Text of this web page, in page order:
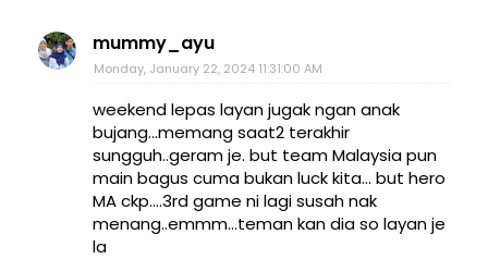
mummy_ayu
Monday, January 22, 2024 11:31:00 AM
weekend lepas layan jugak ngan anak
bujang...memang saat2 terakhir
sungguh..geram je. but team Malaysia pun
main bagus cuma bukan luck kita... but hero
MA ckp....3rd game ni lagi susah nak
menang..emmm...teman kan dia so layan je
la